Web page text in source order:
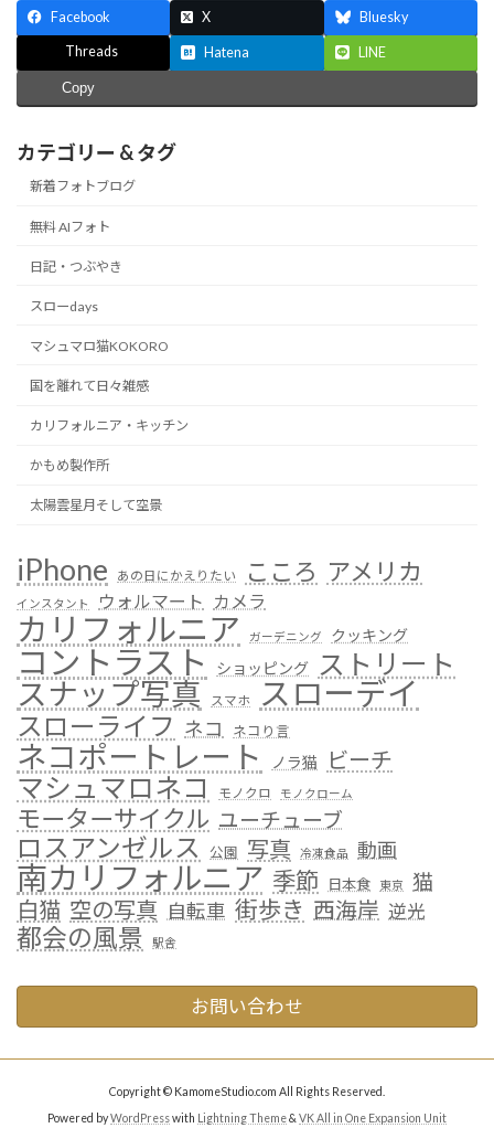
Facebook X Bluesky
Threads Hatena LINE
Copy
カテゴリー & タグ
新着フォトブログ
無料 AIフォト
日記・つぶやき
スローdays
マシュマロ猫KOKORO
国を離れて日々雑感
カリフォルニア・キッチン
かもめ製作所
太陽雲星月そして空景
iPhone あの日にかえりたい こころ アメリカ
インスタント ウォルマート カメラ
カリフォルニア ガーデニング クッキング
コントラスト ショッピング ストリート
スナップ写真 スマホ スローデイ
スローライフ ネコ ネコり言
ネコポートレート ノラ猫 ビーチ
マシュマロネコ モノクロ モノクローム
モーターサイクル ユーチューブ
ロスアンゼルス 公園 写真 冷凍食品 動画
南カリフォルニア 季節 日本食 東京 猫
白猫 空の写真 自転車 街歩き 西海岸 逆光
都会の風景 駅舎
お問い合わせ
Copyright © KamomeStudio.com All Rights Reserved.
Powered byWordPresswith Lightning Theme& VK All in One Expansion Unit